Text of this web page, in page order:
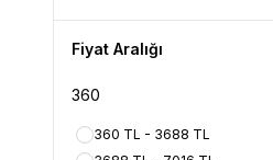
Fiyat Aralığı
360 TL - 3688 TL